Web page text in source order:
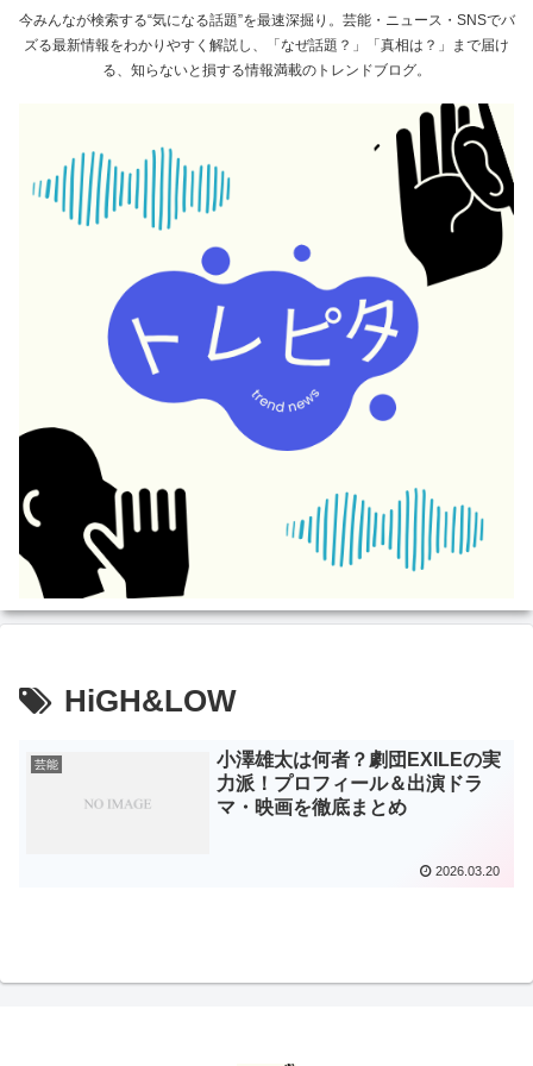
今みんなが検索する“気になる話題”を最速深掘り。芸能・ニュース・SNSでバ
ズる最新情報をわかりやすく解説し、「なぜ話題？」「真相は？」まで届け
る、知らないと損する情報満載のトレンドブログ。
HiGH&LOW
芸能
小澤雄太は何者？劇団EXILEの実
力派！プロフィール＆出演ドラ
マ・映画を徹底まとめ
2026.03.20